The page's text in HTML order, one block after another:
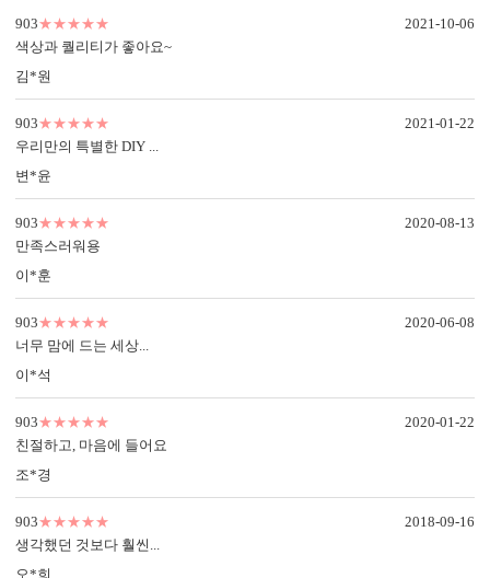
903★★★★★
색상과 퀄리티가 좋아요~
김*원
2021-10-06
903★★★★★
우리만의 특별한 DIY ...
변*윤
2021-01-22
903★★★★★
만족스러워용
이*훈
2020-08-13
903★★★★★
너무 맘에 드는 세상...
이*석
2020-06-08
903★★★★★
친절하고, 마음에 들어요
조*경
2020-01-22
903★★★★★
생각했던 것보다 훨씬...
오*희
2018-09-16